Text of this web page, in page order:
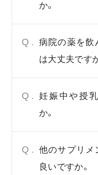
か。
Q. 病院の薬を飲
は大丈夫ですか
Q. 妊娠中や授
か。
Q. 他のサプリメ
良いですか。